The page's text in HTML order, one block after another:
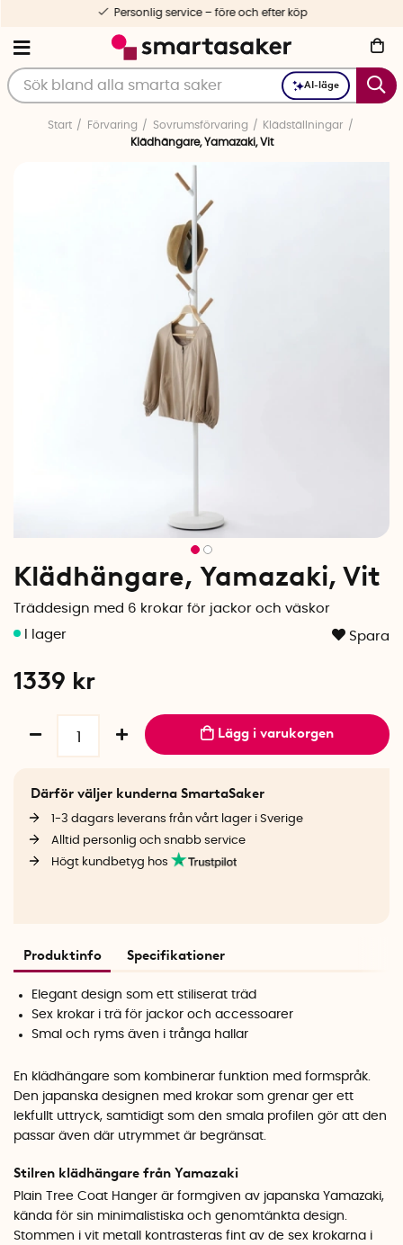
AI-läge
Personlig service – före och efter köp
Start Förvaring Sovrumsförvaring
Klädställningar
Klädhängare, Yamazaki, Vit
Klädhängare, Yamazaki, Vit
Träddesign med 6 krokar för jackor och väskor
Spara
1339 kr
Lägg i varukorgen
Därför väljer kunderna SmartaSaker
1-3 dagars leverans från vårt lager i Sverige
Alltid personlig och snabb service
Högt kundbetyg hos
Produktinfo Specifikationer
Elegant design som ett stiliserat träd
Sex krokar i trä för jackor och accessoarer
Smal och ryms även i trånga hallar
En klädhängare som kombinerar funktion med formspråk.
Den japanska designen med krokar som grenar ger ett
lekfullt uttryck, samtidigt som den smala profilen gör att den
passar även där utrymmet är begränsat.
Stilren klädhängare från Yamazaki
Plain Tree Coat Hanger är formgiven av japanska Yamazaki,
kända för sin minimalistiska och genomtänkta design.
Stommen i vit metall kontrasteras fint av de sex krokarna i